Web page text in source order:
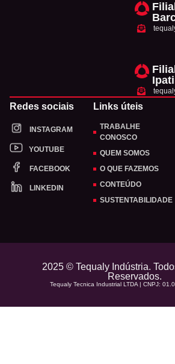
Filial
Filial
Redes sociais
INSTAGRAM
YOUTUBE
FACEBOOK
LINKEDIN
Links úteis
TRABALHE
CONOSCO
QUEM SOMOS
O QUE FAZEMOS
CONTEÚDO
SUSTENTABILIDADE
2025 © Tequaly Indústria.
Reservados.
Tequaly Tecnica Industrial LTDA | CNPJ: